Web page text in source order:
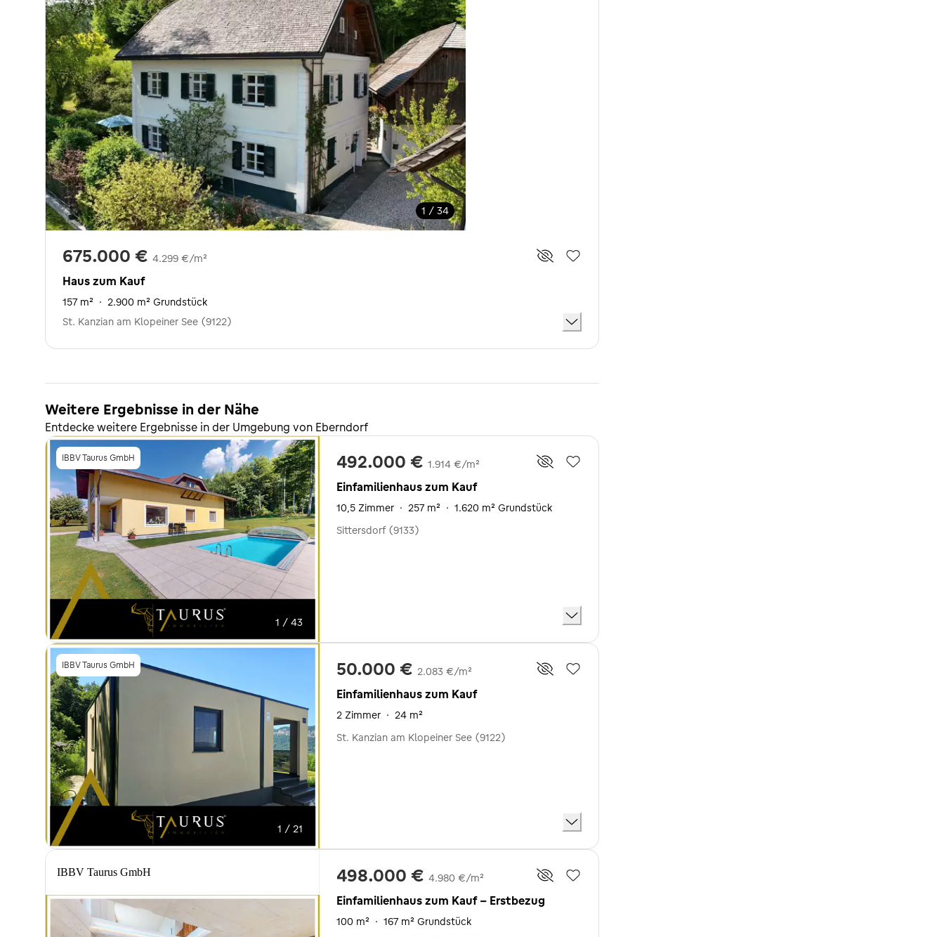
1 / 34
675.000 € 4.299 €/m²
Haus zum Kauf
157 m² · 2.900 m² Grundstück
St. Kanzian am Klopeiner See (9122)
Weitere Ergebnisse in der Nähe
Entdecke weitere Ergebnisse in der Umgebung von Eberndorf
IBBV Taurus GmbH
1 / 43
492.000 € 1.914 €/m²
Einfamilienhaus zum Kauf
10,5 Zimmer · 257 m² · 1.620 m² Grundstück
Sittersdorf (9133)
IBBV Taurus GmbH
1 / 21
50.000 € 2.083 €/m²
Einfamilienhaus zum Kauf
2 Zimmer · 24 m²
St. Kanzian am Klopeiner See (9122)
IBBV Taurus GmbH 498.000 € 4.980 €/m²
Einfamilienhaus zum Kauf - Erstbezug
100 m² · 167 m² Grundstück